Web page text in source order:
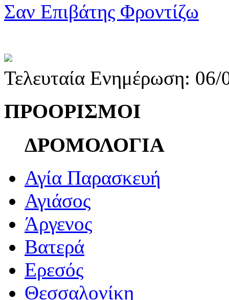
Σαν Επιβάτης Φροντίζω
Τελευταία Ενημέρωση:
ΠΡΟΟΡΙΣΜΟΙ
ΔΡΟΜΟΛΟΓΙΑ
Αγία Παρασκευή
Αγιάσος
Άργενος
Βατερά
Ερεσός
Θεσσαλονίκη